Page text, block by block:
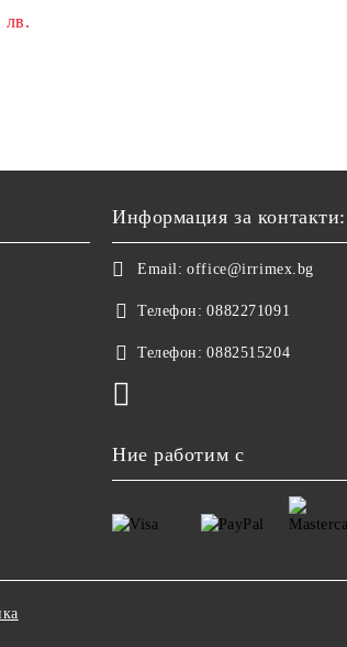
лв.
Информация за контакти:
Email: office@irrimex.bg
Телефон: 0882271091
Телефон: 0882515204
Ние работим с